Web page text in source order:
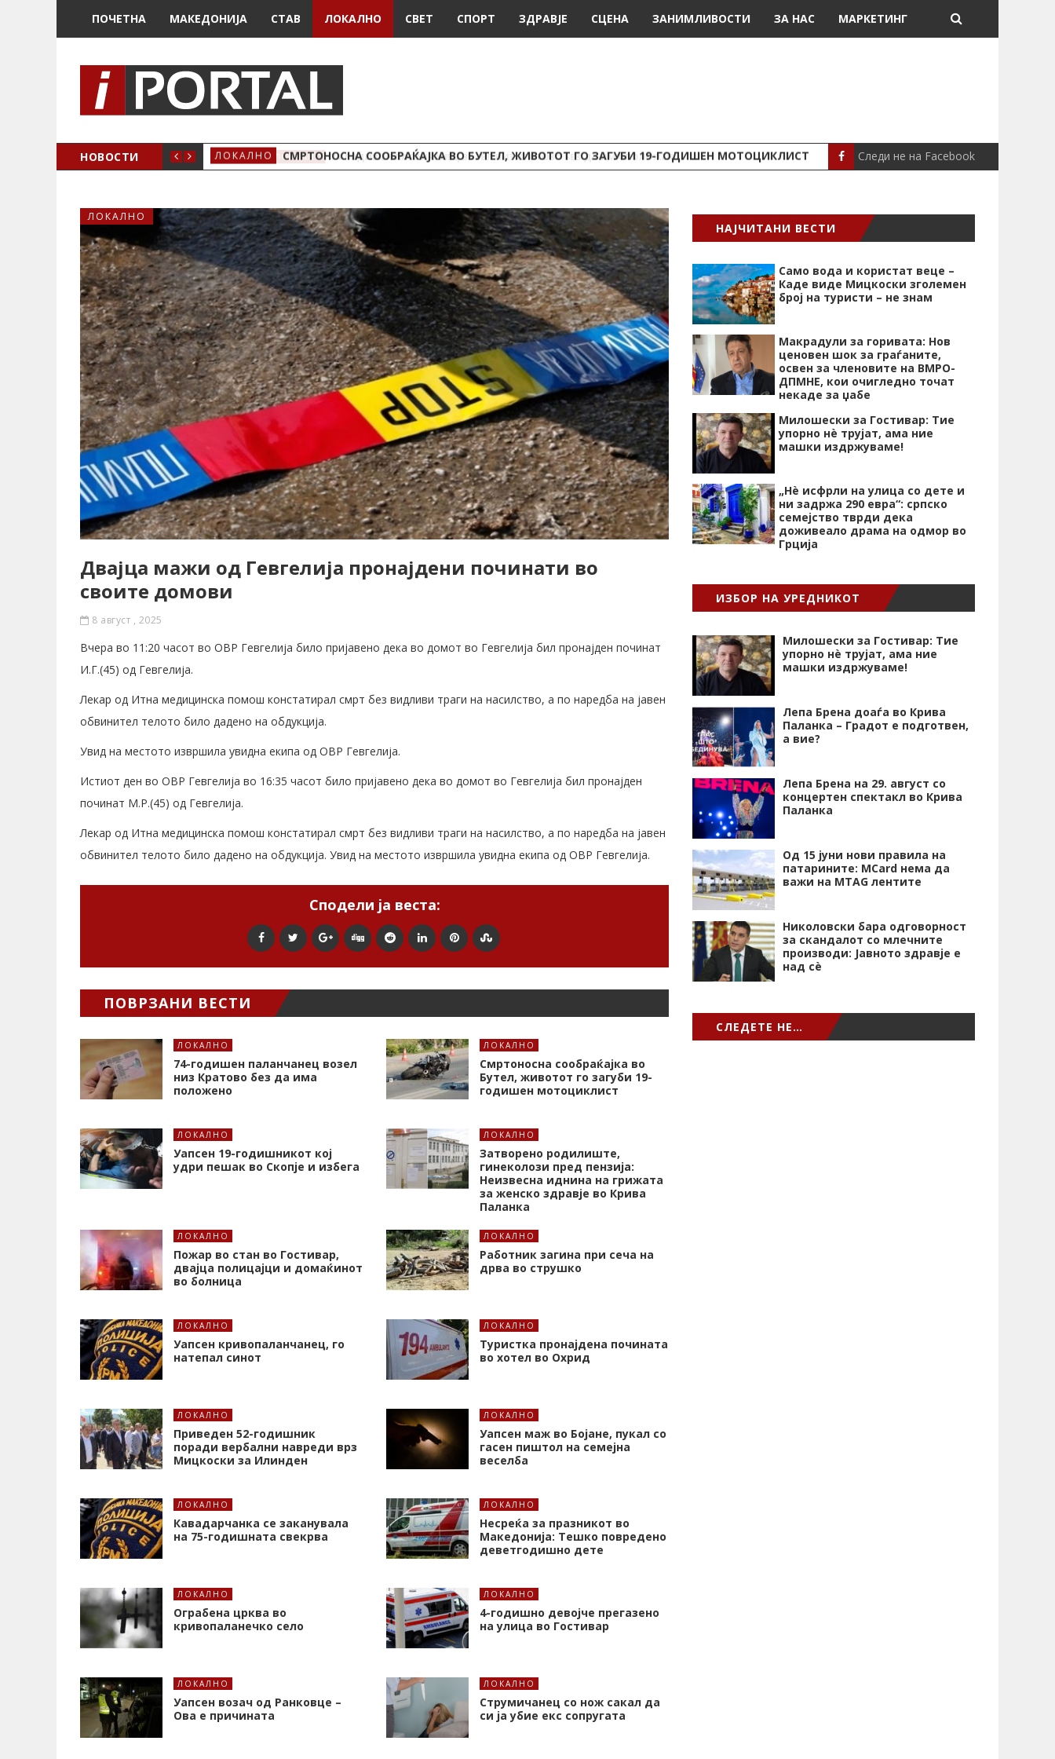
ПОЧЕТНА МАКЕДОНИЈА СТАВ ЛОКАЛНО СВЕТ СПОРТ ЗДРАВЈЕ СЦЕНА ЗАНИМЛИВОСТИ ЗА НАС МАРКЕТИНГ
НОВОСТИ ЛОКАЛНО СМРТОНОСНА СООБРАЌАЈКА ВО БУТЕЛ, ЖИВОТОТ ГО ЗАГУБИ 19-ГОДИШЕН МОТОЦИКЛИСТ СЦЕНА СЕВЕРИНА ВО
Следи не на Facebook
ЛОКАЛНО
Двајца мажи од Гевгелија пронајдени починати во
своите домови
8 август , 2025
Вчера во 11:20 часот во ОВР Гевгелија било пријавено дека во домот во Гевгелија бил пронајден починат
И.Г.(45) од Гевгелија.
Лекар од Итна медицинска помош констатирал смрт без видливи траги на насилство, а по наредба на јавен
обвинител телото било дадено на обдукција.
Увид на местото извршила увидна екипа од ОВР Гевгелија.
Истиот ден во ОВР Гевгелија во 16:35 часот било пријавено дека во домот во Гевгелија бил пронајден
починат М.Р.(45) од Гевгелија.
Лекар од Итна медицинска помош констатирал смрт без видливи траги на насилство, а по наредба на јавен
обвинител телото било дадено на обдукција. Увид на местото извршила увидна екипа од ОВР Гевгелија.
Сподели ја веста:
ПОВРЗАНИ ВЕСТИ
ЛОКАЛНО
74-годишен паланчанец возел
низ Кратово без да има
положено
ЛОКАЛНО
Смртоносна сообраќајка во
Бутел, животот го загуби 19-
годишен мотоциклист
ЛОКАЛНО
Уапсен 19-годишникот кој
удри пешак во Скопје и избега
ЛОКАЛНО
Затворено родилиште,
гинеколози пред пензија:
Неизвесна иднина на грижата
за женско здравје во Крива
Паланка
ЛОКАЛНО
Пожар во стан во Гостивар,
двајца полицајци и домаќинот
во болница
ЛОКАЛНО
Работник загина при сеча на
дрва во струшко
ЛОКАЛНО
Уапсен кривопаланчанец, го
натепал синот
ЛОКАЛНО
Туристка пронајдена почината
во хотел во Охрид
ЛОКАЛНО
Приведен 52-годишник
поради вербални навреди врз
Мицкоски за Илинден
ЛОКАЛНО
Уапсен маж во Бојане, пукал со
гасен пиштол на семејна
веселба
ЛОКАЛНО
Кавадарчанка се заканувала
на 75-годишната свекрва
ЛОКАЛНО
Несреќа за празникот во
Македонија: Тешко повредено
деветгодишно дете
ЛОКАЛНО
Ограбена црква во
кривопаланечко село
ЛОКАЛНО
4-годишно девојче прегазено
на улица во Гостивар
ЛОКАЛНО
Уапсен возач од Ранковце –
Ова е причината
ЛОКАЛНО
Струмичанец со нож сакал да
си ја убие екс сопругата
НАЈЧИТАНИ ВЕСТИ
Само вода и користат веце –
Каде виде Мицкоски зголемен
број на туристи – не знам
Макрадули за горивата: Нов
ценовен шок за граѓаните,
освен за членовите на ВМРО-
ДПМНЕ, кои очигледно точат
некаде за џабе
Милошески за Гостивар: Тие
упорно нѐ трујат, ама ние
машки издржуваме!
„Нѐ исфрли на улица со дете и
ни задржа 290 евра“: српско
семејство тврди дека
доживеало драма на одмор во
Грција
ИЗБОР НА УРЕДНИКОТ
Милошески за Гостивар: Тие
упорно нѐ трујат, ама ние
машки издржуваме!
Лепа Брена доаѓа во Крива
Паланка – Градот е подготвен,
а вие?
Лепа Брена на 29. август со
концертен спектакл во Крива
Паланка
Од 15 јуни нови правила на
патарините: MCard нема да
важи на MTAG лентите
Николовски бара одговорност
за скандалот со млечните
производи: Јавното здравје е
над сѐ
СЛЕДЕТЕ НЕ…